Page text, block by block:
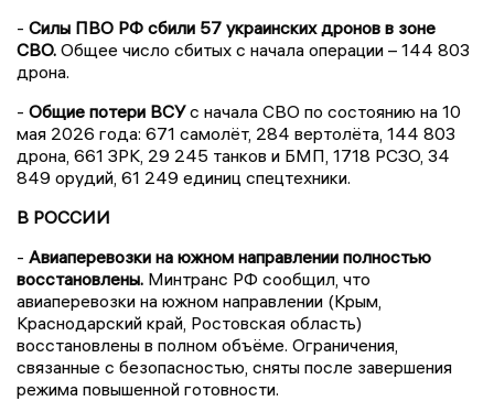
- Силы ПВО РФ сбили 57 украинских дронов в зоне
СВО. Общее число сбитых с начала операции – 144 803
дрона.
- Общие потери ВСУс начала СВО по состоянию на 10
мая 2026 года: 671 самолёт, 284 вертолёта, 144 803
дрона, 661 ЗРК, 29 245 танков и БМП, 1718 РСЗО, 34
849 орудий, 61 249 единиц спецтехники.
В РОССИИ
- Авиаперевозки на южном направлении полностью
восстановлены. Минтранс РФ сообщил, что
авиаперевозки на южном направлении (Крым,
Краснодарский край, Ростовская область)
восстановлены в полном объёме. Ограничения,
связанные с безопасностью, сняты после завершения
режима повышенной готовности.